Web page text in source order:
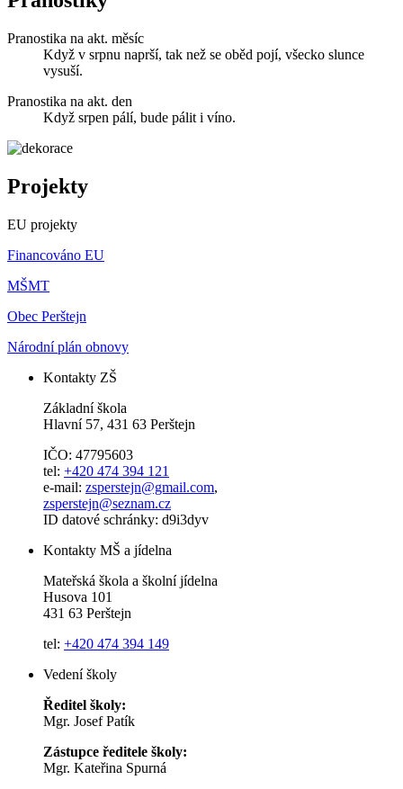
Pranostika na akt. měsíc
Když v srpnu naprší, tak než se oběd pojí, všecko slunce
vysuší.
Pranostika na akt. den
Když srpen pálí, bude pálit i víno.
Projekty
EU projekty
Financováno EU
MŠMT
Obec Perštejn
Národní plán obnovy
Kontakty ZŠ
Základní škola
Hlavní 57, 431 63 Perštejn
IČO: 47795603
tel: +420 474 394 121
e-mail: zsperstejn@gmail.com,
zsperstejn@seznam.cz
ID datové schránky: d9i3dyv
Kontakty MŠ a jídelna
Mateřská škola a školní jídelna
Husova 101
431 63 Perštejn
tel: +420 474 394 149
Vedení školy
Ředitel školy:
Mgr. Josef Patík
Zástupce ředitele školy:
Mgr. Kateřina Spurná